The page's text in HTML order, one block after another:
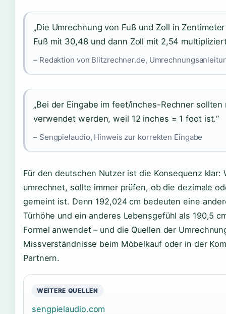
„Die Umrechnung von Fuß und Zoll in
Fuß mit 30,48 und dann Zoll mit 2,54
– Redaktion von Blitzrechner.de,
„Bei der Eingabe im feet/inches-Rechner sollten
verwendet werden, weil 12 inches = 1 foot ist.“
– Sengpielaudio, Hinweis zur korrekten Eingabe
Für den deutschen Nutzer ist die Konsequenz klar:
umrechnet, sollte immer prüfen, ob die dezimale
gemeint ist. Denn 192,024 cm bedeuten eine
Türhöhe und ein anderes Lebensgefühl als 190,5
Formel anwendet – und die Quellen der
Missverständnisse beim Möbelkauf oder in der
Partnern.
WEITERE QUELLEN
sengpielaudio.com